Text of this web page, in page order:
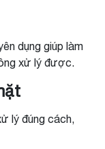
dụng giúp làm
xử lý được.
lý đúng cách,